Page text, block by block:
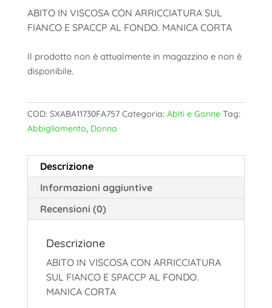
ABITO IN VISCOSA CON ARRICCIATURA SUL
FIANCO E SPACCP AL FONDO. MANICA CORTA
Il prodotto non è attualmente in magazzino e non è
disponibile.
COD: SXABA11730FA757 Categoria: Abiti e Gonne Tag:
Abbigliamento, Donna
Descrizione
Informazioni aggiuntive
Recensioni (0)
Descrizione
ABITO IN VISCOSA CON ARRICCIATURA
SUL FIANCO E SPACCP AL FONDO.
MANICA CORTA